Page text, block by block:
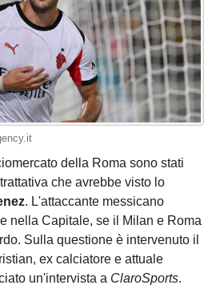
della Roma sono stati
che avrebbe visto lo
. L'attaccante messicano
nella Capitale, se il Milan e Roma
Sulla questione è intervenuto il
ex calciatore e attuale
un'intervista a ClaroSports.